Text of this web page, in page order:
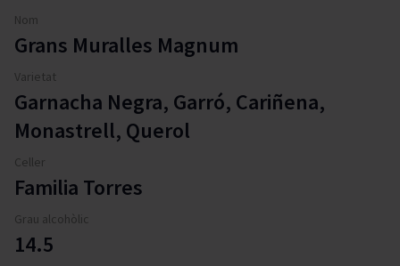
Nom
Grans Muralles Magnum
Varietat
Garnacha Negra, Garró, Cariñena,
Monastrell, Querol
Celler
Familia Torres
Grau alcohòlic
14.5